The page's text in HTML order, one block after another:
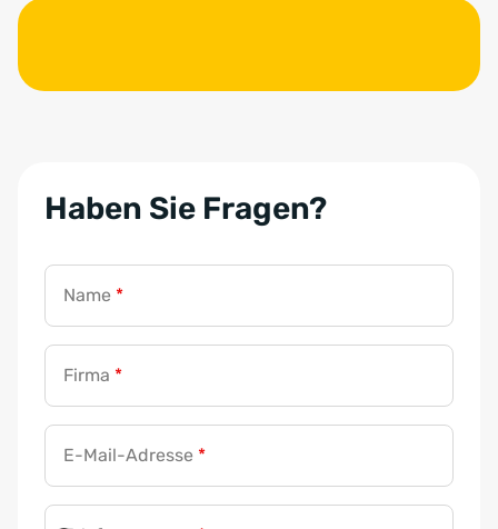
Haben Sie Fragen?
Name *
Firma *
E-Mail-Adresse *